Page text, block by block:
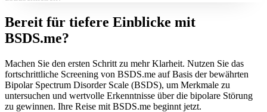
Bereit für tiefere Einblicke mit
BSDS.me?
Machen Sie den ersten Schritt zu mehr Klarheit. Nutzen Sie das
fortschrittliche Screening von BSDS.me auf Basis der bewährten
Bipolar Spectrum Disorder Scale (BSDS), um Merkmale zu
untersuchen und wertvolle Erkenntnisse über die bipolare Störung
zu gewinnen. Ihre Reise mit BSDS.me beginnt jetzt.